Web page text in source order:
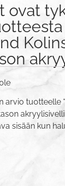
ovat
arvio tuotteelle
sisään kun